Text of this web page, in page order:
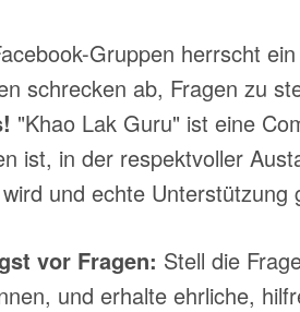
Gruppen herrscht
schrecken ab, Fragen zu
"Khao Lak Guru" ist eine
ist, in der respektvoller
wird und echte Unterstützung
vor Fragen: Stell die
und erhalte ehrliche,